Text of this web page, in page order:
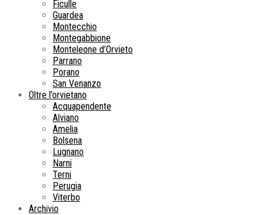
Ficulle
Guardea
Montecchio
Montegabbione
Monteleone d’Orvieto
Parrano
Porano
San Venanzo
Oltre l’orvietano
Acquapendente
Alviano
Amelia
Bolsena
Lugnano
Narni
Terni
Perugia
Viterbo
Archivio